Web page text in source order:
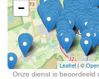
Ontdek meer
jou in de
−
Leaflet| ©
Onze dienst is beoordeeld